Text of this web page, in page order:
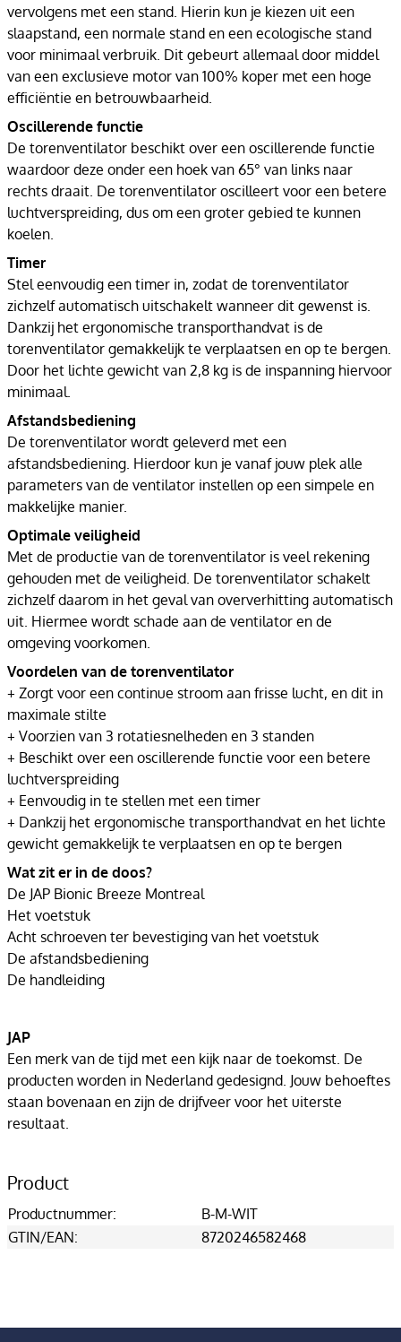
vervolgens met een stand. Hierin kun je kiezen uit een
slaapstand, een normale stand en een ecologische stand
voor minimaal verbruik. Dit gebeurt allemaal door middel
van een exclusieve motor van 100% koper met een hoge
efficiëntie en betrouwbaarheid.
Oscillerende functie
De torenventilator beschikt over een oscillerende functie
waardoor deze onder een hoek van 65° van links naar
rechts draait. De torenventilator oscilleert voor een betere
luchtverspreiding, dus om een groter gebied te kunnen
koelen.
Timer
Stel eenvoudig een timer in, zodat de torenventilator
zichzelf automatisch uitschakelt wanneer dit gewenst is.
Dankzij het ergonomische transporthandvat is de
torenventilator gemakkelijk te verplaatsen en op te bergen.
Door het lichte gewicht van 2,8 kg is de inspanning hiervoor
minimaal.
Afstandsbediening
De torenventilator wordt geleverd met een
afstandsbediening. Hierdoor kun je vanaf jouw plek alle
parameters van de ventilator instellen op een simpele en
makkelijke manier.
Optimale veiligheid
Met de productie van de torenventilator is veel rekening
gehouden met de veiligheid. De torenventilator schakelt
zichzelf daarom in het geval van oververhitting automatisch
uit. Hiermee wordt schade aan de ventilator en de
omgeving voorkomen.
Voordelen van de torenventilator
+ Zorgt voor een continue stroom aan frisse lucht, en dit in
maximale stilte
+ Voorzien van 3 rotatiesnelheden en 3 standen
+ Beschikt over een oscillerende functie voor een betere
luchtverspreiding
+ Eenvoudig in te stellen met een timer
+ Dankzij het ergonomische transporthandvat en het lichte
gewicht gemakkelijk te verplaatsen en op te bergen
Wat zit er in de doos?
De JAP Bionic Breeze Montreal
Het voetstuk
Acht schroeven ter bevestiging van het voetstuk
De afstandsbediening
De handleiding
JAP
Een merk van de tijd met een kijk naar de toekomst. De
producten worden in Nederland gedesignd. Jouw behoeftes
staan bovenaan en zijn de drijfveer voor het uiterste
resultaat.
Product
Productnummer:
B-M-WIT
GTIN/EAN:
8720246582468